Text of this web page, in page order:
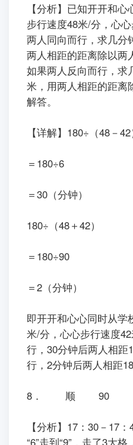
【分析】已知开开和
步行速度48米/分，心
两人同向而行，求几分
两人相距的距离除以两
如果两人反向而行，求
米，用两人相距的距离
解答。
【详解】180÷（48－42
＝180÷6
＝30（分钟）
180÷（48＋42）
＝180÷90
＝2（分钟）
即开开和心心同时从学
米/分，心心步行速度
行，30分钟后两人相距
行，2分钟后两人相距
8． 顺 90
【分析】17：30－17
“6”走到“9”，走了3大